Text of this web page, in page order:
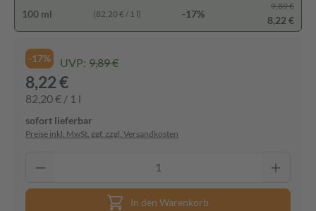
100 ml (82,20 € / 1 l) -17%
9,89 €
8,22 €
-17% UVP: 9,89 €
8,22 €
82,20 € / 1 l
sofort lieferbar
Preise inkl. MwSt. ggf. zzgl. Versandkosten
In den Warenkorb